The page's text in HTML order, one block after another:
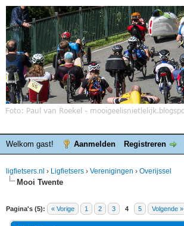
Welkom gast! Aanmelden Registreren
ligfietsers.nl › Ligfietsers › Verenigingen › Overijssel
Mooi Twente
Pagina's (5): « Vorige 1 2 3 4 5 Volgende »
waardering is 0